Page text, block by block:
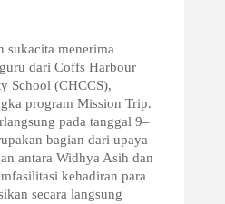
sukacita menerima
dari Coffs Harbour
School (CHCCS),
program Mission Trip.
pada tanggal 9–
bagian dari upaya
antara Widhya Asih dan
kehadiran para
secara langsung